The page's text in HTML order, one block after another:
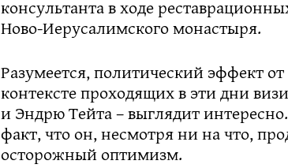
консультанта в ходе
Ново-Иерусалимского монастыря.
Разумеется, политический эффект
контексте проходящих в эти дни
и Эндрю Тейта – выглядит
факт, что он, несмотря ни на что,
осторожный оптимизм.